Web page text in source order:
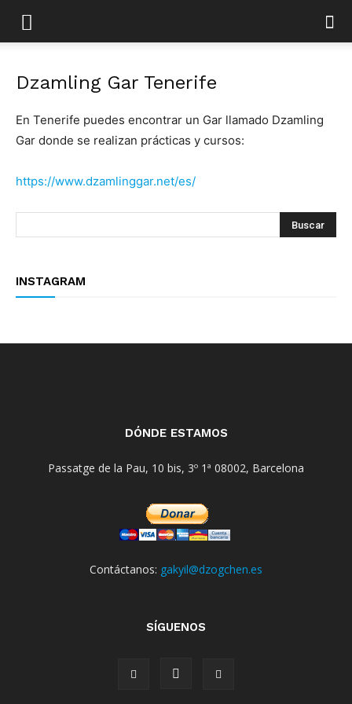
Dzamling Gar Tenerife
En Tenerife puedes encontrar un Gar llamado Dzamling
Gar donde se realizan prácticas y cursos:
https://www.dzamlinggar.net/es/
INSTAGRAM
DÓNDE ESTAMOS
Passatge de la Pau, 10 bis, 3º 1ª 08002, Barcelona
Contáctanos: gakyil@dzogchen.es
SÍGUENOS